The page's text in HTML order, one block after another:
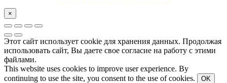
×
Этот сайт использует cookie для хранения данных. Продолжая
использовать сайт, Вы даете свое согласие на работу с этими
файлами.
This website uses cookies to improve user experience. By
continuing to use the site, you consent to the use of cookies.
OK